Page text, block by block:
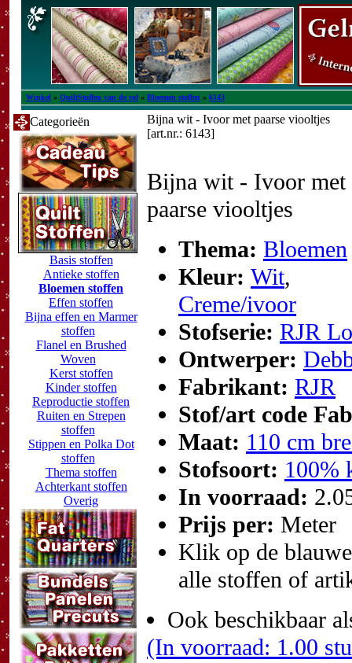
Winkel » QuiltStoffen van de rol » Bloemen stoffen » 6143
Categorieën
Basis stoffen
Antieke stoffen
Bloemen stoffen
Effen stoffen
Bijna effen en Marmer
stoffen
Flanel en Brushed
Woven
Kerst stoffen
Kinder stoffen
Reproductie stoffen
Ruiten en Strepen
stoffen
Stippen en Polka Dot
stoffen
Thema stoffen
Achterkant stoffen
Overig
Bijna wit - Ivoor met paarse viooltjes
[art.nr.: 6143]
Bijna wit - Ivoor met
paarse viooltjes
Thema: Bloemen
Kleur: Wit,
Creme/ivoor
Stofserie: RJR
Ontwerper:
Fabrikant: RJR
Stof/art code
Maat: 110 cm
Stofsoort: 100%
In voorraad:
Prijs per: Meter
Klik op de
alle stoffen of
Ook beschikbaar
(In voorraad: 1.00